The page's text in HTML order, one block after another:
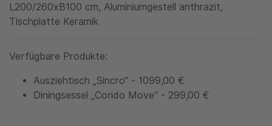
L200/260xB100 cm, Aluminiumgestell anthrazit,
Tischplatte Keramik
Verfügbare Produkte:
Ausziehtisch „Sincro“ - 1099,00 €
Diningsessel „Corido Move“ - 299,00 €